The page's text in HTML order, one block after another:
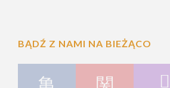
BĄDŹ Z NAMI NA BIEŻĄCO